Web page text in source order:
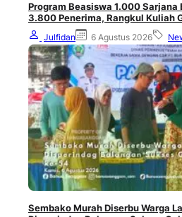
Program Beasiswa 1.000 Sarjana
3.800 Penerima, Rangkul Kuliah
Julfidan 6 Agustus 2026
Sembako Murah Diserbu Warga